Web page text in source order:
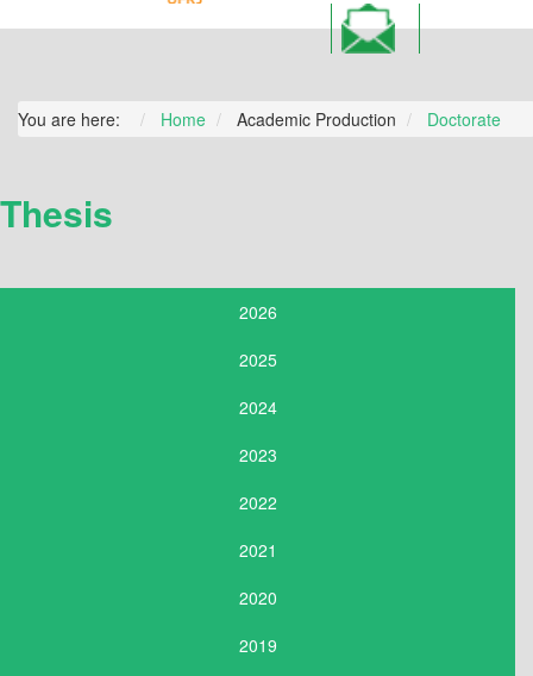
You are here: Home Academic Production Doctorate
Thesis
2026
2025
2024
2023
2022
2021
2020
2019